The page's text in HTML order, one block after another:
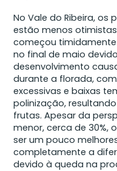
No Vale do Ribeira, os
estão menos
começou timidamente
no final de maio
desenvolvimento
durante a florada,
excessivas e baixas
polinização,
frutas. Apesar da
menor, cerca de 30%,
ser um pouco
completamente a
devido à queda na